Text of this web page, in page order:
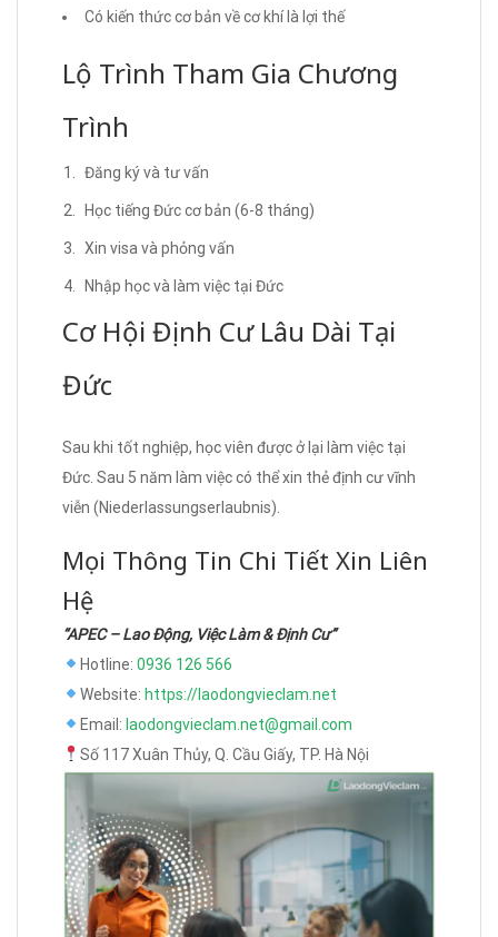
Có kiến thức cơ bản về cơ khí là lợi thế
Lộ Trình Tham Gia Chương
Trình
Đăng ký và tư vấn
Học tiếng Đức cơ bản (6-8 tháng)
Xin visa và phỏng vấn
Nhập học và làm việc tại Đức
Cơ Hội Định Cư Lâu Dài Tại
Đức
Sau khi tốt nghiệp, học viên được ở lại làm việc tại
Đức. Sau 5 năm làm việc có thể xin thẻ định cư vĩnh
viễn (Niederlassungserlaubnis).
Mọi Thông Tin Chi Tiết Xin Liên
Hệ
“APEC – Lao Động, Việc Làm & Định Cư”
Hotline: 0936 126 566
Website: https://laodongvieclam.net
Email: laodongvieclam.net@gmail.com
Số 117 Xuân Thủy, Q. Cầu Giấy, TP. Hà Nội